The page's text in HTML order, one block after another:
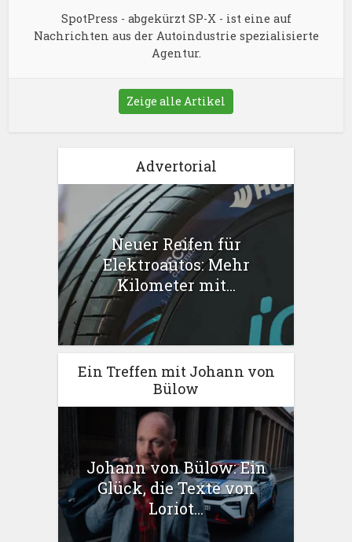
SpotPress - abgekürzt SP-X - ist eine auf
Nachrichten aus der Autoindustrie spezialisierte
Agentur.
Zeige alle Artikel
Advertorial
Neuer Reifen für
Elektroautos: Mehr
Kilometer mit...
Ein Treffen mit Johann von
Bülow
Johann von Bülow: Ein
Glück, die Texte von
Loriot...